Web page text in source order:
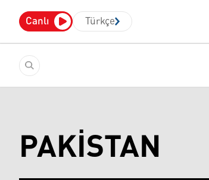
Canlı Türkçe
PAKISTAN